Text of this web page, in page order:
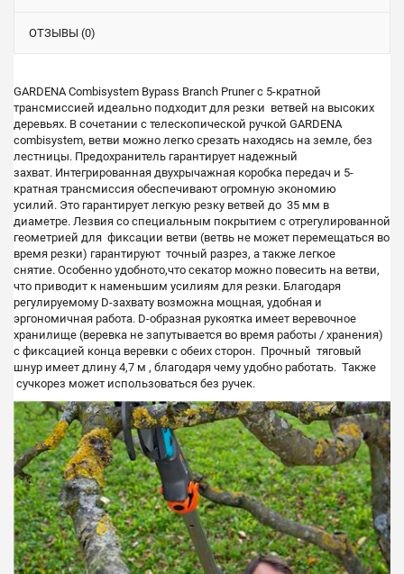
ОТЗЫВЫ (0)
GARDENA Combisystem Bypass Branch Pruner с 5-кратной
трансмиссией идеально подходит для резки ветвей на высоких
деревьях. В сочетании с телескопической ручкой GARDENA
combisystem, ветви можно легко срезать находясь на земле, без
лестницы. Предохранитель гарантирует надежный
захват. Интегрированная двухрычажная коробка передач и 5-
кратная трансмиссия обеспечивают огромную экономию
усилий. Это гарантирует легкую резку ветвей до 35 мм в
диаметре. Лезвия со специальным покрытием с отрегулированной
геометрией для фиксации ветви (ветвь не может перемещаться во
время резки) гарантируют точный разрез, а также легкое
снятие. Особенно удобното,что секатор можно повесить на ветви,
что приводит к наменьшим усилиям для резки. Благодаря
регулируемому D-захвату возможна мощная, удобная и
эргономичная работа. D-образная рукоятка имеет веревочное
хранилище (веревка не запутывается во время работы / хранения)
с фиксацией конца веревки с обеих сторон. Прочный тяговый
шнур имеет длину 4,7 м , благодаря чему удобно работать. Также
сучкорез может использоваться без ручек.